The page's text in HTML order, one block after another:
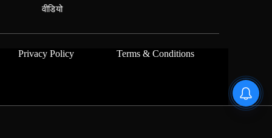
वीडियो
Privacy Policy Terms & Conditions